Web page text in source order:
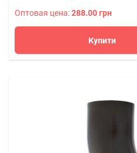
Оптовая цена:288.00 грн
Купити